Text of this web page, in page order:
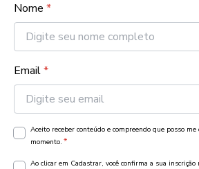
Nome *
Email*
Aceito receber conteúdo e compreendo que posso
momento. *
Ao clicar em Cadastrar, você confirma a sua inscrição